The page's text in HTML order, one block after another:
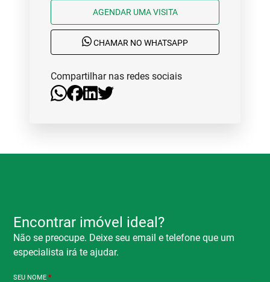
AGENDAR UMA VISITA
CHAMAR NO WHATSAPP
Compartilhar nas redes sociais
Encontrar imóvel ideal?
Não se preocupe. Deixe seu email e telefone que um
especialista irá te ajudar.
SEU NOME*